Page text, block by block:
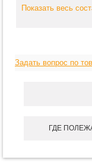
Показать весь
Задать вопрос по
ГДЕ